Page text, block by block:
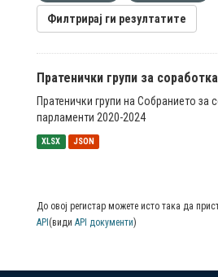
Филтрирај ги резултатите
Пратенички групи за
Пратенички групи на Собранието за
парламенти 2020-2024
XLSX JSON
До овој регистар можете исто така да
API (види API документи)